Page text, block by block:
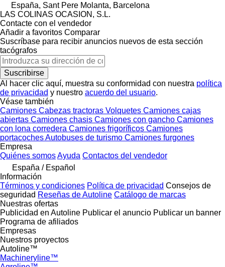
España, Sant Pere Molanta, Barcelona
LAS COLINAS OCASION, S.L.
Contacte con el vendedor
Añadir a favoritos Comparar
Suscríbase para recibir anuncios nuevos de esta sección
tacógrafos
Suscribirse
Al hacer clic aquí, muestra su conformidad con nuestra política
de privacidad y nuestro acuerdo del usuario.
Véase también
Camiones Cabezas tractoras Volquetes Camiones cajas
abiertas Camiones chasis Camiones con gancho Camiones
con lona corredera Camiones frigoríficos Camiones
portacochesAutobuses de turismo Camiones furgones
Empresa
Quiénes somosAyuda Contactos del vendedor
España / Español
Información
Términos y condiciones Política de privacidad Consejos de
seguridad Reseñas de Autoline Catálogo de marcas
Nuestras ofertas
Publicidad en Autoline Publicar el anuncio Publicar un banner
Programa de afiliados
Empresas
Nuestros proyectos
Autoline™
Machineryline™